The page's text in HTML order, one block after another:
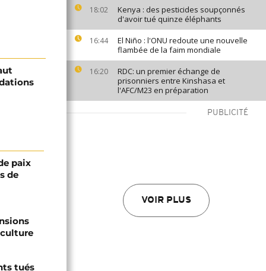
18:02
Kenya : des pesticides soupçonnés
d'avoir tué quinze éléphants
16:44
El Niño : l'ONU redoute une nouvelle
flambée de la faim mondiale
16:20
RDC: un premier échange de
prisonniers entre Kinshasa et
l'AFC/M23 en préparation
PUBLICITÉ
VOIR PLUS
paix
de
tués